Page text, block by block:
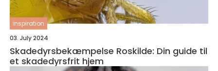
inspiration
03. July 2024
Skadedyrsbekæmpelse Roskilde: Din guide til
et skadedyrsfrit hjem